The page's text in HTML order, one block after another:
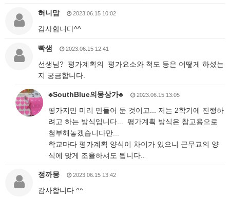
혀니맘 2023.06.15 10:02
감사합니다^^
빡샘 2023.06.15 12:41
선생님? 평가계획의 평가요소와 척도 등은 어떻게 하셨는
지 궁금합니다.
♣SouthBlue의몽상가♣ 2023.06.15 13:05
평가지만 미리 만들어 둔 것이고... 저는 2학기에 진행하
려고 하는 방식입니다... 평가계획 방식은 참고용으로
첨부해놓겠습니다만...
학교마다 평가계획 양식이 차이가 있으니 근무교의 양
식에 맞게 조율하셔도 됩니다..
정까몽 2023.06.15 13:42
감사합니다 ^^